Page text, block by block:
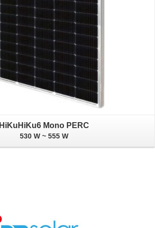
HiKuHiKu6 Mono PERC
530 W ~ 555 W